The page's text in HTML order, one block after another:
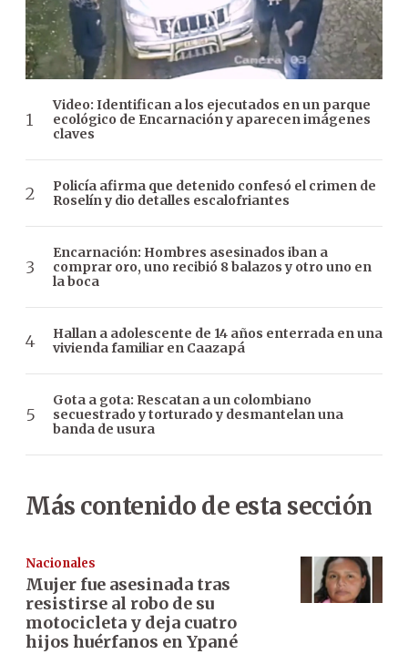
Video: Identifican a los ejecutados en un parque
ecológico de Encarnación y aparecen imágenes
claves
Policía afirma que detenido confesó el crimen de
Roselín y dio detalles escalofriantes
Encarnación: Hombres asesinados iban a
comprar oro, uno recibió 8 balazos y otro uno en
la boca
Hallan a adolescente de 14 años enterrada en una
vivienda familiar en Caazapá
Gota a gota: Rescatan a un colombiano
secuestrado y torturado y desmantelan una
banda de usura
Más contenido de esta sección
Nacionales
Mujer fue asesinada tras
resistirse al robo de su
motocicleta y deja cuatro
hijos huérfanos en Ypané